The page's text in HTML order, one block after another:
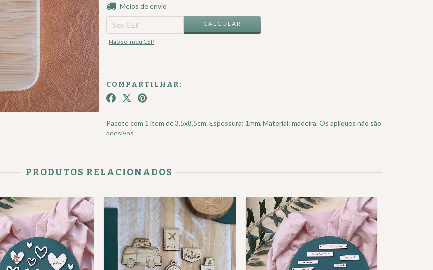
Entregas para o CEP:
Meios de envio
CALCULAR
Não sei meu CEP
COMPARTILHAR:
Pacote com 1 item de 3,5x8,5cm. Espessura: 1mm. Material: madeira. Os apliques não são
adesivos.
PRODUTOS RELACIONADOS